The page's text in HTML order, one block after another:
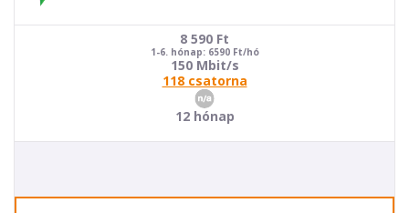
8 590 Ft
1-6. hónap: 6590 Ft/hó
150 Mbit/s
118 csatorna
12 hónap